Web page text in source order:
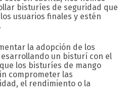
bisturíes de seguridad que
usuarios finales y estén
la adopción de los
un bisturí con el
los bisturíes de mango
comprometer las
el rendimiento o la